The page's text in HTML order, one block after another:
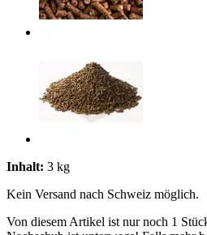
Inhalt: 3 kg
Kein Versand nach Schweiz möglich.
Von diesem Artikel ist nur noch 1